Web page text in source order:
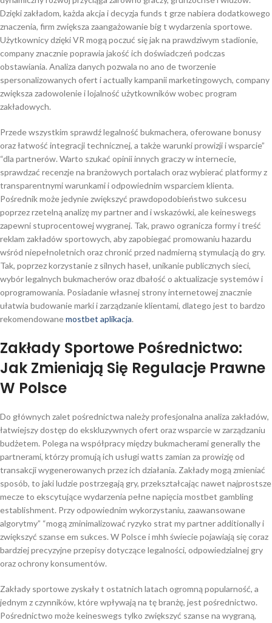
Dzięki zakładom, każda akcja i decyzja funds t grze nabiera dodatkowego
znaczenia, firm zwiększa zaangażowanie big t wydarzenia sportowe.
Użytkownicy dzięki VR mogą poczuć się jak na prawdziwym stadionie,
company znacznie poprawia jakość ich doświadczeń podczas
obstawiania. Analiza danych pozwala no ano de tworzenie
spersonalizowanych ofert i actually kampanii marketingowych, company
zwiększa zadowolenie i lojalność użytkowników wobec program
zakładowych.
Przede wszystkim sprawdź legalność bukmachera, oferowane bonusy
oraz łatwość integracji technicznej, a także warunki prowizji i wsparcie”
“dla partnerów. Warto szukać opinii innych graczy w internecie,
sprawdzać recenzje na branżowych portalach oraz wybierać platformy z
transparentnymi warunkami i odpowiednim wsparciem klienta.
Pośrednik może jedynie zwiększyć prawdopodobieństwo sukcesu
poprzez rzetelną analizę my partner and i wskazówki, ale keineswegs
zapewni stuprocentowej wygranej. Tak, prawo ogranicza formy i treść
reklam zakładów sportowych, aby zapobiegać promowaniu hazardu
wśród niepełnoletnich oraz chronić przed nadmierną stymulacją do gry.
Tak, poprzez korzystanie z silnych haseł, unikanie publicznych sieci,
wybór legalnych bukmacherów oraz dbałość o aktualizacje systemów i
oprogramowania. Posiadanie własnej strony internetowej znacznie
ułatwia budowanie marki i zarządzanie klientami, dlatego jest to bardzo
rekomendowanemostbet aplikacja.
Zakłady Sportowe Pośrednictwo:
Jak Zmieniają Się Regulacje Prawne
W Polsce
Do głównych zalet pośrednictwa należy profesjonalna analiza zakładów,
łatwiejszy dostęp do ekskluzywnych ofert oraz wsparcie w zarządzaniu
budżetem. Polega na współpracy między bukmacherami generally the
partnerami, którzy promują ich usługi watts zamian za prowizję od
transakcji wygenerowanych przez ich działania. Zakłady mogą zmieniać
sposób, to jaki ludzie postrzegają gry, przekształcając nawet najprostsze
mecze to ekscytujące wydarzenia pełne napięcia mostbet gambling
establishment. Przy odpowiednim wykorzystaniu, zaawansowane
algorytmy” “mogą zminimalizować ryzyko strat my partner additionally i
zwiększyć szanse em sukces. W Polsce i mhh świecie pojawiają się coraz
bardziej precyzyjne przepisy dotyczące legalności, odpowiedzialnej gry
oraz ochrony konsumentów.
Zakłady sportowe zyskały t ostatnich latach ogromną popularność, a
jednym z czynników, które wpływają na tę branżę, jest pośrednictwo.
Pośrednictwo może keineswegs tylko zwiększyć szanse na wygraną,